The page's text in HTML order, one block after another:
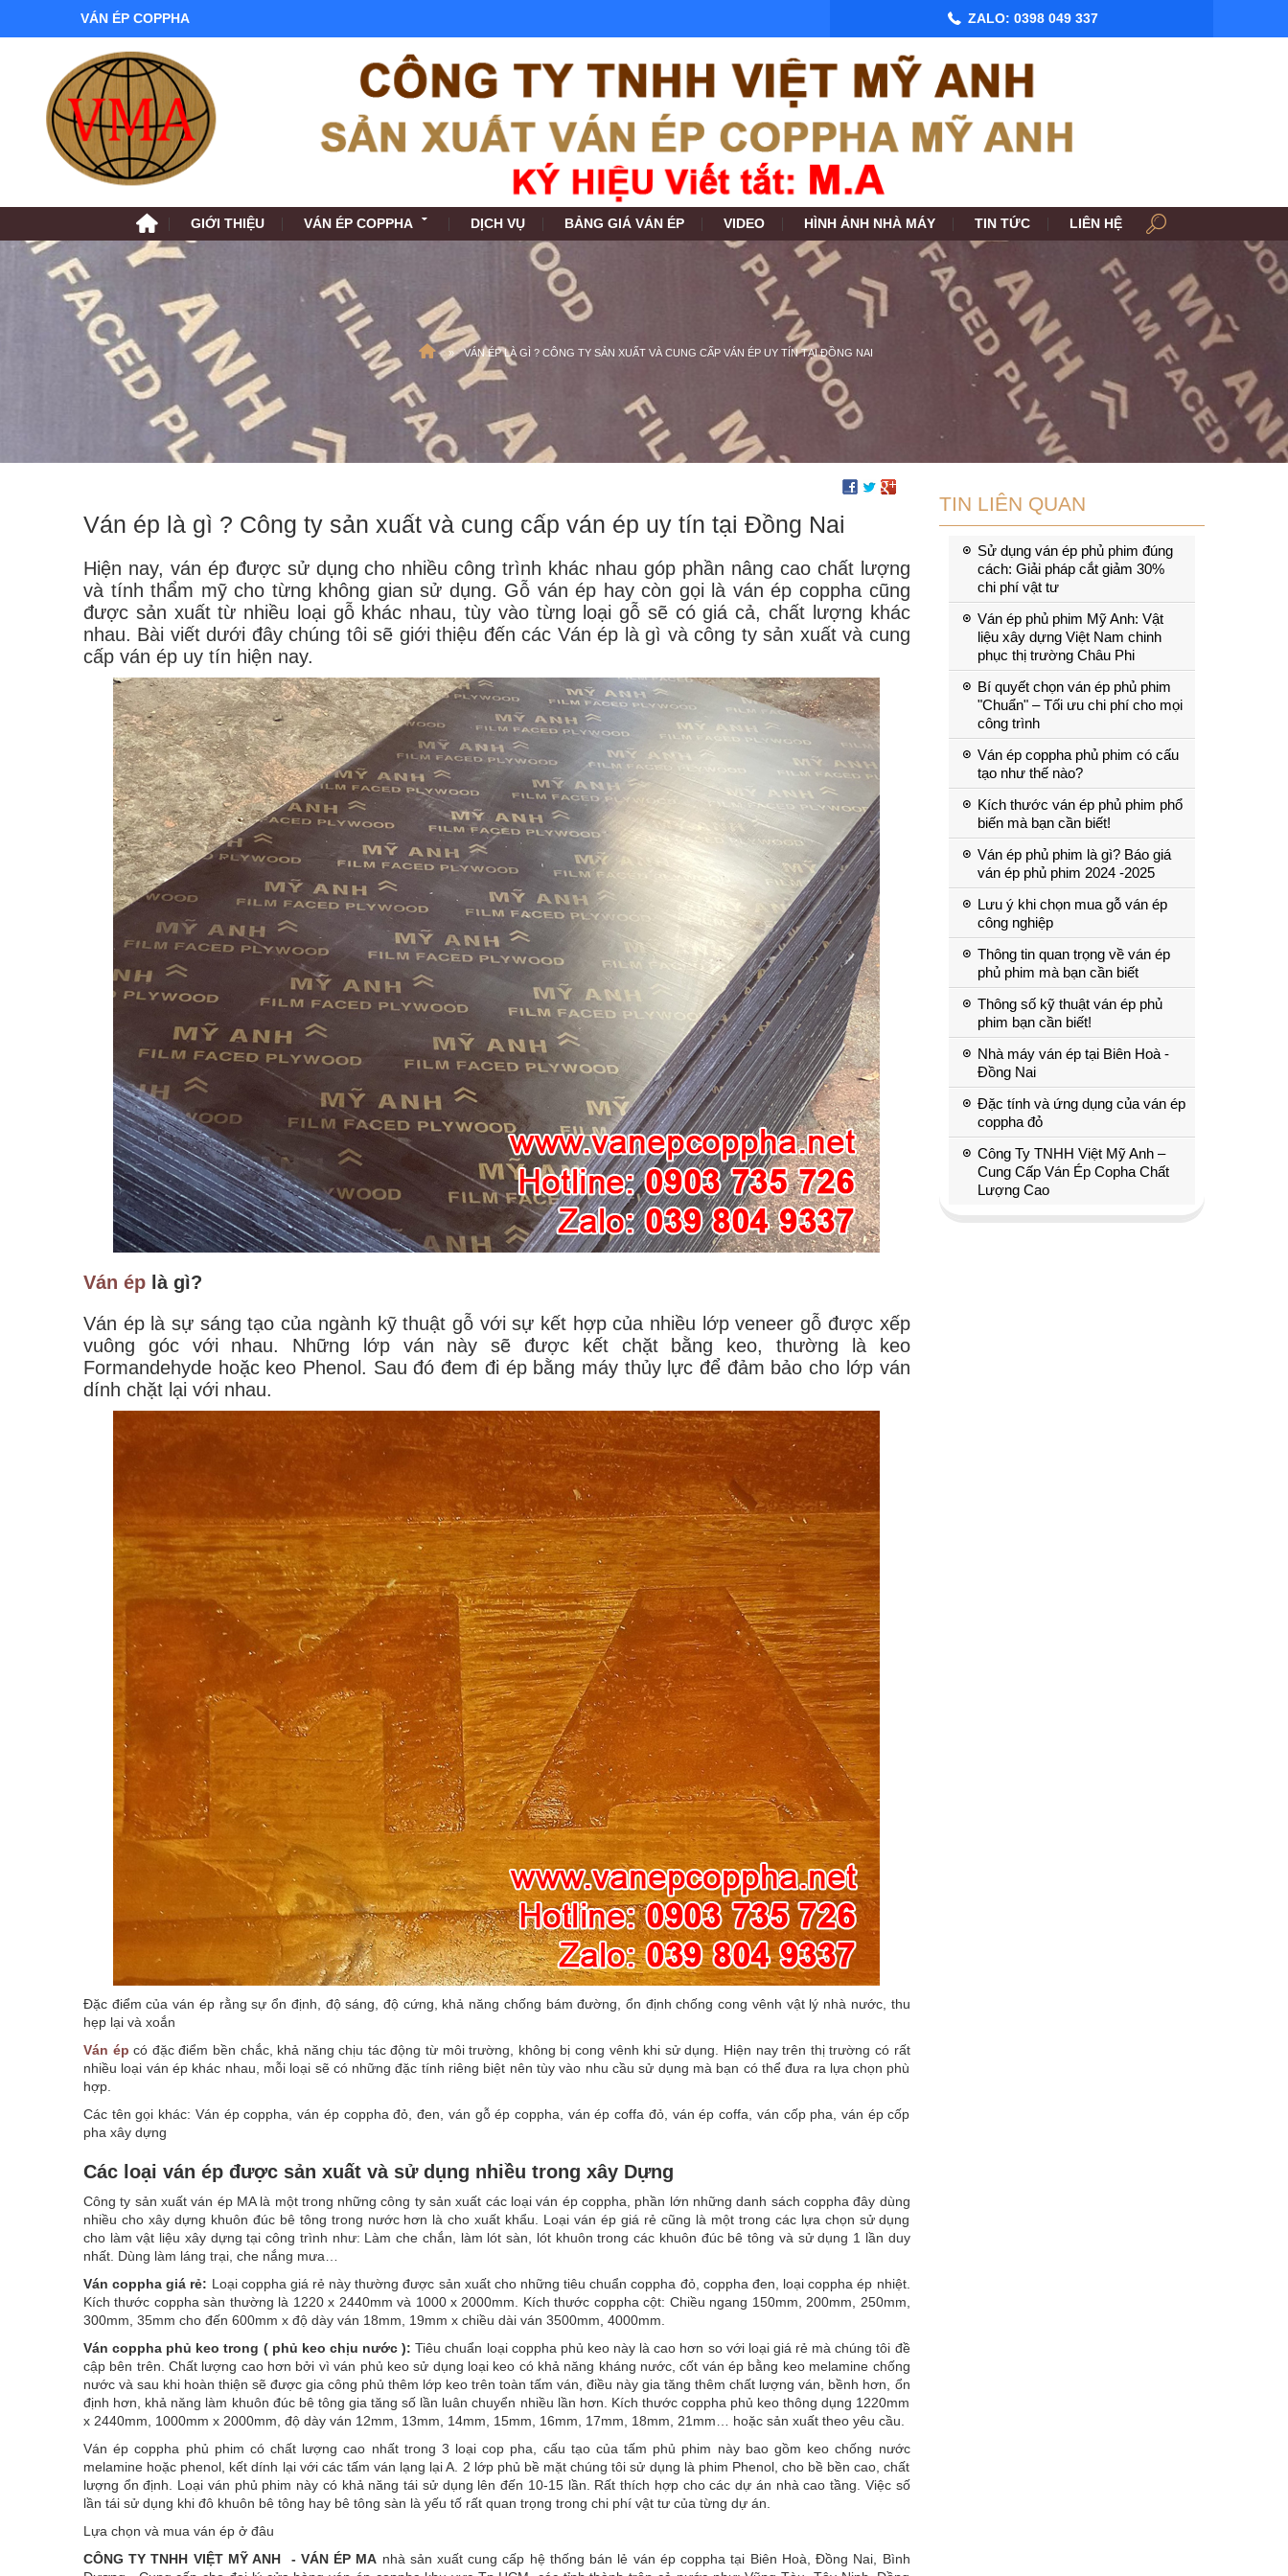
VÁN ÉP COPPHA ZALO: 0398 049 337
GIỚI THIỆU VÁN ÉP COPPHA DỊCH VỤ BẢNG GIÁ VÁN ÉP VIDEO HÌNH ẢNH NHÀ MÁY TIN TỨC LIÊN HỆ
VÁN ÉP LÀ GÌ ? CÔNG TY SẢN XUẤT VÀ CUNG CẤP VÁN ÉP UY TÍN TẠI ĐỒNG NAI
Ván ép là gì ? Công ty sản xuất và cung cấp ván ép uy tín tại Đồng Nai
Hiện nay, ván ép được sử dụng cho nhiều công trình khác nhau góp phần nâng cao chất lượng
và tính thẩm mỹ cho từng không gian sử dụng. Gỗ ván ép hay còn gọi là ván ép coppha cũng
được sản xuất từ nhiều loại gỗ khác nhau, tùy vào từng loại gỗ sẽ có giá cả, chất lượng khác
nhau. Bài viết dưới đây chúng tôi sẽ giới thiệu đến các Ván ép là gì và công ty sản xuất và cung
cấp ván ép uy tín hiện nay.
Ván ép là gì?
Ván ép là sự sáng tạo của ngành kỹ thuật gỗ với sự kết hợp của nhiều lớp veneer gỗ được xếp
vuông góc với nhau. Những lớp ván này sẽ được kết chặt bằng keo, thường là keo
Formandehyde hoặc keo Phenol. Sau đó đem đi ép bằng máy thủy lực để đảm bảo cho lớp ván
dính chặt lại với nhau.
Đặc điểm của ván ép rằng sự ổn định, độ sáng, độ cứng, khả năng chống bám đường, ổn định chống cong vênh vật lý nhà nước, thu
hẹp lại và xoắn
Ván ép có đặc điểm bền chắc, khả năng chịu tác động từ môi trường, không bị cong vênh khi sử dụng. Hiện nay trên thị trường có rất
nhiều loại ván ép khác nhau, mỗi loại sẽ có những đặc tính riêng biệt nên tùy vào nhu cầu sử dụng mà bạn có thể đưa ra lựa chọn phù
hợp.
Các tên gọi khác: Ván ép coppha, ván ép coppha đỏ, đen, ván gỗ ép coppha, ván ép coffa đỏ, ván ép coffa, ván cốp pha, ván ép cốp
pha xây dựng
Các loại ván ép được sản xuất và sử dụng nhiều trong xây Dựng
Công ty sản xuất ván ép MA là một trong những công ty sản xuất các loại ván ép coppha, phần lớn những danh sách coppha đây dùng
nhiều cho xây dựng khuôn đúc bê tông trong nước hơn là cho xuất khẩu. Loại ván ép giá rẻ cũng là một trong các lựa chọn sử dụng
cho làm vật liệu xây dựng tại công trình như: Làm che chắn, làm lót sàn, lót khuôn trong các khuôn đúc bê tông và sử dụng 1 lần duy
nhất. Dùng làm láng trại, che nắng mưa…
Ván coppha giá rẻ: Loại coppha giá rẻ này thường được sản xuất cho những tiêu chuẩn coppha đỏ, coppha đen, loại coppha ép nhiệt.
Kích thước coppha sàn thường là 1220 x 2440mm và 1000 x 2000mm. Kích thước coppha cột: Chiều ngang 150mm, 200mm, 250mm,
300mm, 35mm cho đến 600mm x độ dày ván 18mm, 19mm x chiều dài ván 3500mm, 4000mm.
Ván coppha phủ keo trong ( phủ keo chịu nước ): Tiêu chuẩn loại coppha phủ keo này là cao hơn so với loại giá rẻ mà chúng tôi đề
cập bên trên. Chất lượng cao hơn bởi vì ván phủ keo sử dụng loại keo có khả năng kháng nước, cốt ván ép bằng keo melamine chống
nước và sau khi hoàn thiện sẽ được gia công phủ thêm lớp keo trên toàn tấm ván, điều này gia tăng thêm chất lượng ván, bềnh hơn, ổn
định hơn, khả năng làm khuôn đúc bê tông gia tăng số lần luân chuyển nhiều lần hơn. Kích thước coppha phủ keo thông dụng 1220mm
x 2440mm, 1000mm x 2000mm, độ dày ván 12mm, 13mm, 14mm, 15mm, 16mm, 17mm, 18mm, 21mm… hoặc sản xuất theo yêu cầu.
Ván ép coppha phủ phim có chất lượng cao nhất trong 3 loại cop pha, cấu tạo của tấm phủ phim này bao gồm keo chống nước
melamine hoặc phenol, kết dính lại với các tấm ván lạng lại A. 2 lớp phủ bề mặt chúng tôi sử dụng là phim Phenol, cho bề bền cao, chất
lượng ổn định. Loại ván phủ phim này có khả năng tái sử dụng lên đến 10-15 lần. Rất thích hợp cho các dự án nhà cao tầng. Việc số
lần tái sử dụng khi đô khuôn bê tông hay bê tông sàn là yếu tố rất quan trọng trong chi phí vật tư của từng dự án.
Lựa chọn và mua ván ép ở đâu
CÔNG TY TNHH VIỆT MỸ ANH - VÁN ÉP MA nhà sản xuất cung cấp hệ thống bán lẻ ván ép coppha tại Biên Hoà, Đồng Nai, Bình
TIN LIÊN QUAN
Sử dụng ván ép phủ phim đúng
cách: Giải pháp cắt giảm 30%
chi phí vật tư
Ván ép phủ phim Mỹ Anh: Vật
liệu xây dựng Việt Nam chinh
phục thị trường Châu Phi
Bí quyết chọn ván ép phủ phim
"Chuẩn" – Tối ưu chi phí cho mọi
công trình
Ván ép coppha phủ phim có cấu
tạo như thế nào?
Kích thước ván ép phủ phim phổ
biến mà bạn cần biết!
Ván ép phủ phim là gì? Báo giá
ván ép phủ phim 2024 -2025
Lưu ý khi chọn mua gỗ ván ép
công nghiệp
Thông tin quan trọng về ván ép
phủ phim mà bạn cần biết
Thông số kỹ thuật ván ép phủ
phim bạn cần biết!
Nhà máy ván ép tại Biên Hoà -
Đồng Nai
Đặc tính và ứng dụng của ván ép
coppha đỏ
Công Ty TNHH Việt Mỹ Anh –
Cung Cấp Ván Ép Copha Chất
Lượng Cao